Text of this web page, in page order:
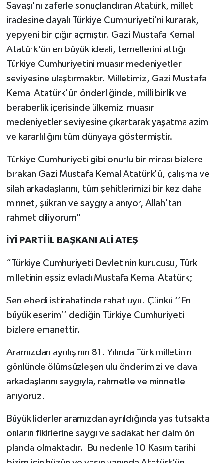
Savaşı'nı zaferle sonuçlandıran Atatürk, millet
iradesine dayalı Türkiye Cumhuriyeti'ni kurarak,
yepyeni bir çığır açmıştır. Gazi Mustafa Kemal
Atatürk'ün en büyük ideali, temellerini attığı
Türkiye Cumhuriyetini muasır medeniyetler
seviyesine ulaştırmaktır. Milletimiz, Gazi Mustafa
Kemal Atatürk'ün önderliğinde, milli birlik ve
beraberlik içerisinde ülkemizi muasır
medeniyetler seviyesine çıkartarak yaşatma azim
ve kararlılığını tüm dünyaya göstermiştir.
Türkiye Cumhuriyeti gibi onurlu bir mirası bizlere
bırakan Gazi Mustafa Kemal Atatürk'ü, çalışma ve
silah arkadaşlarını, tüm şehitlerimizi bir kez daha
minnet, şükran ve saygıyla anıyor, Allah'tan
rahmet diliyorum"
İYİ PARTİ İL BAŞKANI ALİ ATEŞ
“Türkiye Cumhuriyeti Devletinin kurucusu, Türk
milletinin eşsiz evladı Mustafa Kemal Atatürk;
Sen ebedi istirahatinde rahat uyu. Çünkü ‘’En
büyük eserim’’ dediğin Türkiye Cumhuriyeti
bizlere emanettir.
Aramızdan ayrılışının 81. Yılında Türk milletinin
gönlünde ölümsüzleşen ulu önderimizi ve dava
arkadaşlarını saygıyla, rahmetle ve minnetle
anıyoruz.
Büyük liderler aramızdan ayrıldığında yas tutsakta
onların fikirlerine saygı ve sadakat her daim ön
planda olmaktadır. Bu nedenle 10 Kasım tarihi